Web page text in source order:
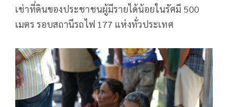
เช่าที่ดินของประชาชนผู้มีรายได้น้อยในรัศมี 500
เมตร รอบสถานีรถไฟ 177 แห่งทั่วประเทศ